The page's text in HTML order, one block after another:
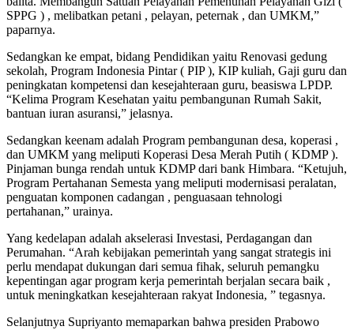
SPPG ) , melibatkan petani , pelayan, peternak , dan UMKM,”
paparnya.
Sedangkan ke empat, bidang Pendidikan yaitu Renovasi gedung
sekolah, Program Indonesia Pintar ( PIP ), KIP kuliah, Gaji guru dan
peningkatan kompetensi dan kesejahteraan guru, beasiswa LPDP.
“Kelima Program Kesehatan yaitu pembangunan Rumah Sakit,
bantuan iuran asuransi,” jelasnya.
Sedangkan keenam adalah Program pembangunan desa, koperasi ,
dan UMKM yang meliputi Koperasi Desa Merah Putih ( KDMP ).
Pinjaman bunga rendah untuk KDMP dari bank Himbara. “Ketujuh,
Program Pertahanan Semesta yang meliputi modernisasi peralatan,
penguatan komponen cadangan , penguasaan tehnologi
pertahanan,” urainya.
Yang kedelapan adalah akselerasi Investasi, Perdagangan dan
Perumahan. “Arah kebijakan pemerintah yang sangat strategis ini
perlu mendapat dukungan dari semua fihak, seluruh pemangku
kepentingan agar program kerja pemerintah berjalan secara baik ,
untuk meningkatkan kesejahteraan rakyat Indonesia, ” tegasnya.
Selanjutnya Supriyanto memaparkan bahwa presiden Prabowo